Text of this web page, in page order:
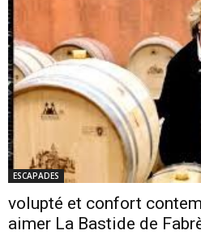
ESCAPADES
volupté et confort
aimer La Bastide de